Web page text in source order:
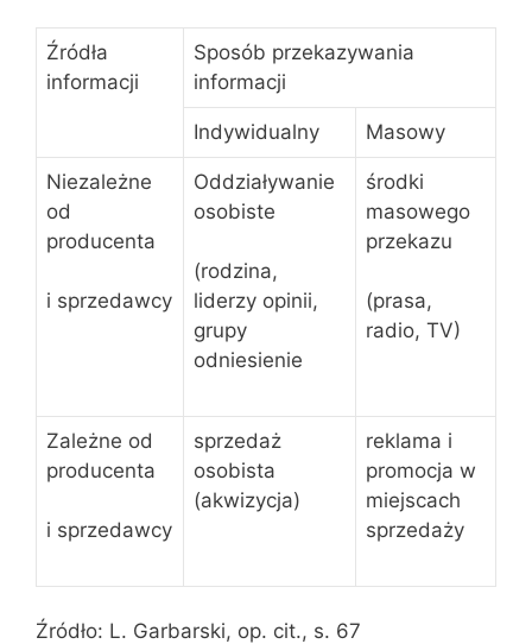
Źródła
informacji
Sposób przekazywania
informacji
Indywidualny Masowy
Niezależne
od
producenta
i sprzedawcy
Oddziaływanie
osobiste
(rodzina,
liderzy opinii,
grupy
odniesienie
środki
masowego
przekazu
(prasa,
radio, TV)
Zależne od
producenta
i sprzedawcy
sprzedaż
osobista
(akwizycja)
reklama i
promocja w
miejscach
sprzedaży
Źródło: L. Garbarski, op. cit., s. 67